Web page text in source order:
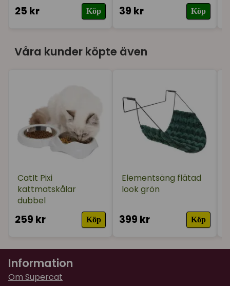
25 kr Köp 39 kr Köp
Våra kunder köpte även
CatIt Pixi
kattmatskålar
dubbel
259 kr Köp
Elementsäng flätad
look grön
399 kr Köp
Information
Om Supercat